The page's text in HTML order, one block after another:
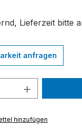
Lieferzeit bitte
anfragen
Anzahl: Gib
hinzufügen